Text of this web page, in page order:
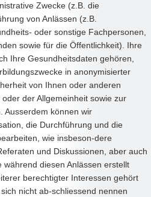
Zwecke (z.B. die
von Anlässen (z.B.
oder sonstige Fachpersonen,
sowie für die Öffentlichkeit). Ihre
Ihre Gesundheitsdaten gehören,
in anonymisierter
von Ihnen oder anderen
der Allgemeinheit sowie zur
Ausserdem können wir
die Durchführung und die
wie insbeson-dere
und Diskussionen, aber auch
während diesen Anlässen erstellt
berechtigter Interessen gehört
nicht ab-schliessend nennen